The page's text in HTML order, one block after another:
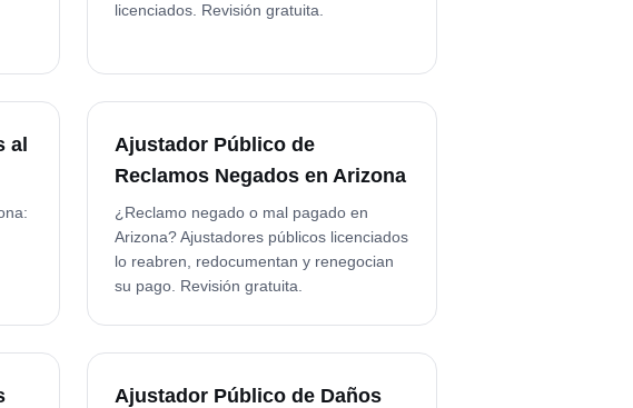
licenciados. Revisión gratuita.
al
Ajustador Público de
Reclamos Negados en Arizona
¿Reclamo negado o mal pagado en
Arizona? Ajustadores públicos licenciados
lo reabren, redocumentan y renegocian
su pago. Revisión gratuita.
Ajustador Público de Daños